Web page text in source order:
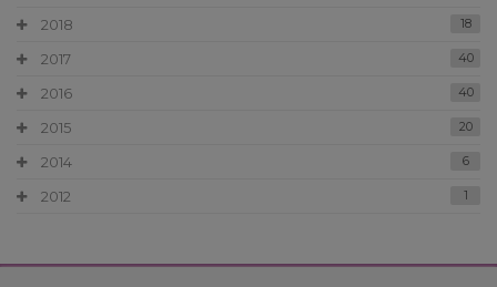
2018 18
2017 40
2016 40
2015 20
2014 6
2012 1